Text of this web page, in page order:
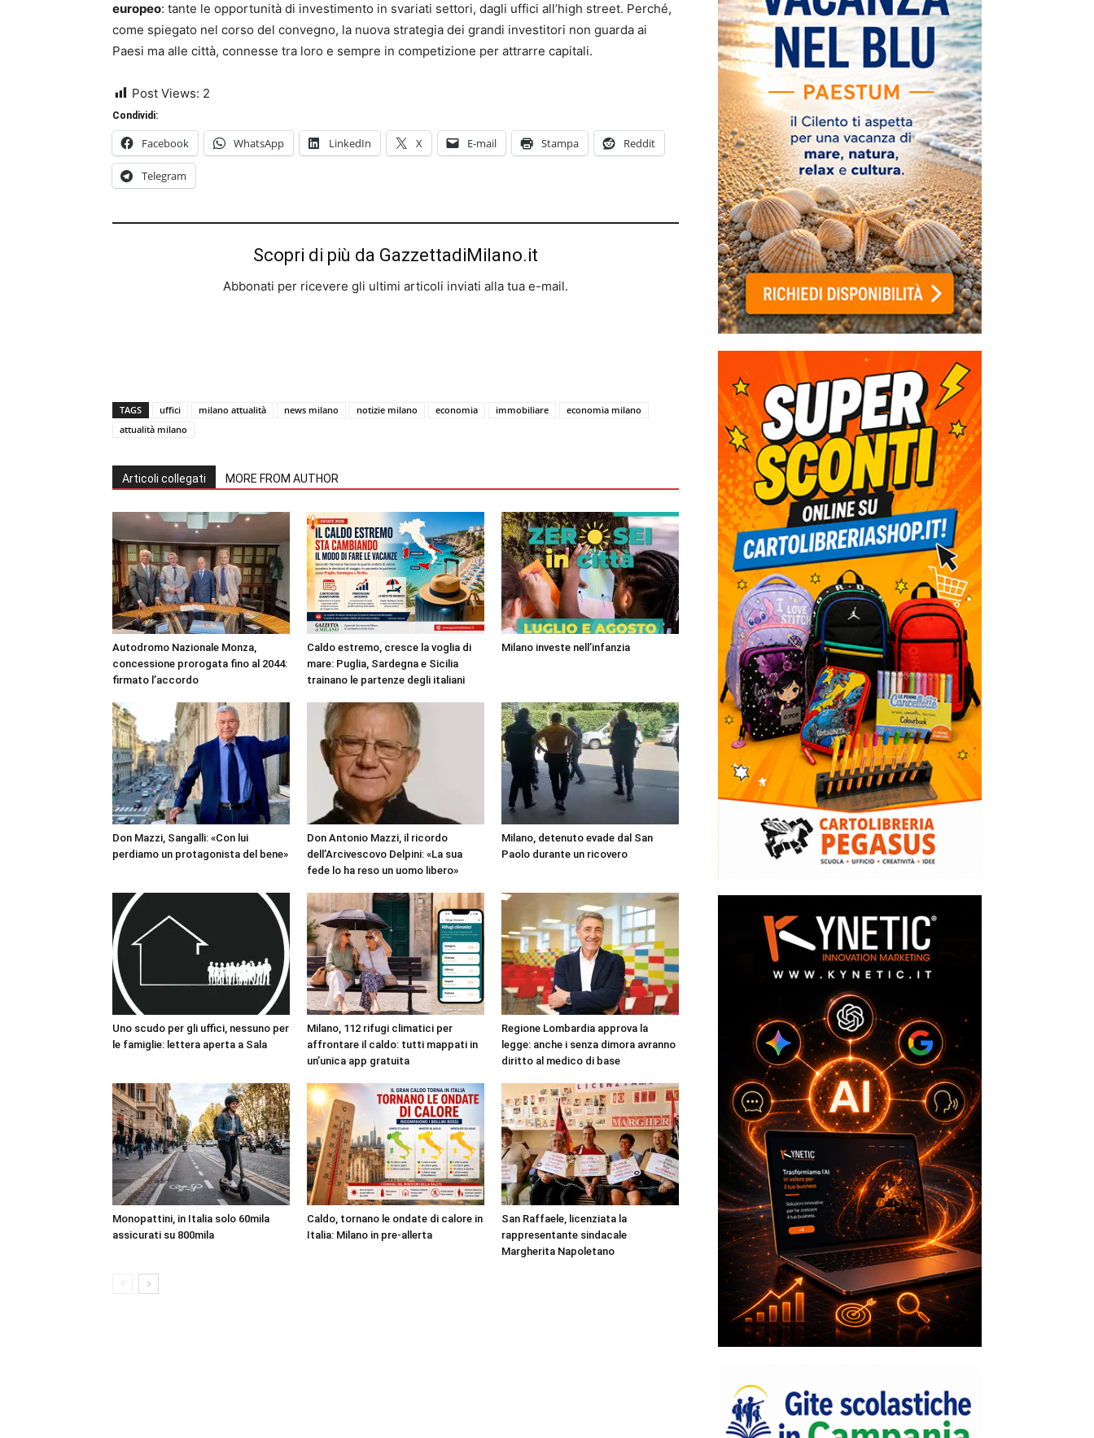
europeo: tante le opportunità di investimento in svariati settori, dagli uffici all’high street. Perché,
come spiegato nel corso del convegno, la nuova strategia dei grandi investitori non guarda ai
Paesi ma alle città, connesse tra loro e sempre in competizione per attrarre capitali.
Post Views: 2
Condividi:
Facebook WhatsApp LinkedIn X E-mail Stampa Reddit
Telegram
Scopri di più da GazzettadiMilano.it
Abbonati per ricevere gli ultimi articoli inviati alla tua e-mail.
TAGS uffici milano attualità news milano notizie milano economia immobiliare
economia milano
attualità milano
Articoli collegati MORE FROM AUTHOR
Autodromo Nazionale Monza,
concessione prorogata fino al 2044:
firmato l’accordo
Caldo estremo, cresce la voglia di
mare: Puglia, Sardegna e Sicilia
trainano le partenze degli italiani
Milano investe nell’infanzia
Don Mazzi, Sangalli: «Con lui
perdiamo un protagonista del bene»
Don Antonio Mazzi, il ricordo
dell’Arcivescovo Delpini: «La sua
fede lo ha reso un uomo libero»
Milano, detenuto evade dal San
Paolo durante un ricovero
Uno scudo per gli uffici, nessuno per
le famiglie: lettera aperta a Sala
Milano, 112 rifugi climatici per
affrontare il caldo: tutti mappati in
un’unica app gratuita
Regione Lombardia approva la
legge: anche i senza dimora avranno
diritto al medico di base
Monopattini, in Italia solo 60mila
assicurati su 800mila
Caldo, tornano le ondate di calore in
Italia: Milano in pre-allerta
San Raffaele, licenziata la
rappresentante sindacale
Margherita Napoletano